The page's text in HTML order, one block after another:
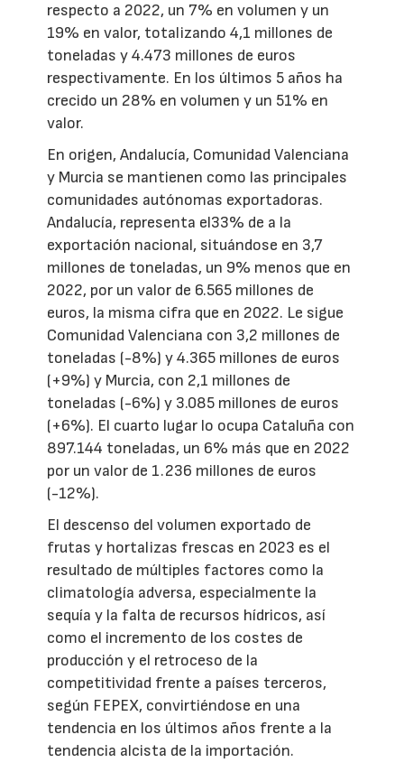
respecto a 2022, un 7% en volumen y un
19% en valor, totalizando 4,1 millones de
toneladas y 4.473 millones de euros
respectivamente. En los últimos 5 años ha
crecido un 28% en volumen y un 51% en
valor.
En origen, Andalucía, Comunidad Valenciana
y Murcia se mantienen como las principales
comunidades autónomas exportadoras.
Andalucía, representa el33% de a la
exportación nacional, situándose en 3,7
millones de toneladas, un 9% menos que en
2022, por un valor de 6.565 millones de
euros, la misma cifra que en 2022. Le sigue
Comunidad Valenciana con 3,2 millones de
toneladas (-8%) y 4.365 millones de euros
(+9%) y Murcia, con 2,1 millones de
toneladas (-6%) y 3.085 millones de euros
(+6%). El cuarto lugar lo ocupa Cataluña con
897.144 toneladas, un 6% más que en 2022
por un valor de 1.236 millones de euros
(-12%).
El descenso del volumen exportado de
frutas y hortalizas frescas en 2023 es el
resultado de múltiples factores como la
climatología adversa, especialmente la
sequía y la falta de recursos hídricos, así
como el incremento de los costes de
producción y el retroceso de la
competitividad frente a países terceros,
según FEPEX, convirtiéndose en una
tendencia en los últimos años frente a la
tendencia alcista de la importación.